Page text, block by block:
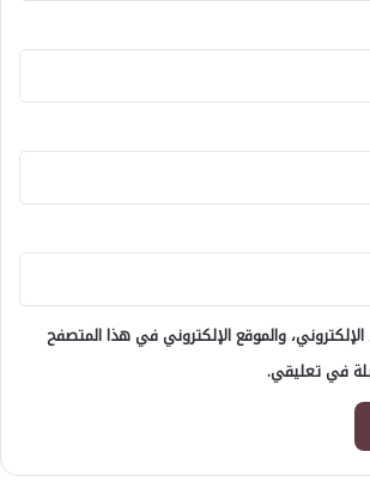
والموقع الإلكتروني في هذا المتصفح
في تعليقي.